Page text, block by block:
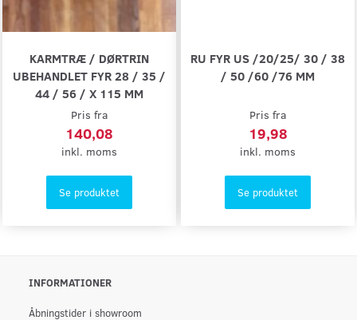
KARMTRÆ / DØRTRIN
UBEHANDLET FYR 28 / 35 /
44 / 56 / X 115 MM
Pris fra
140,08
inkl. moms
Se produktet
RU FYR US /20/25/ 30 / 38
/ 50 /60 /76 MM
Pris fra
19,98
inkl. moms
Se produktet
INFORMATIONER
Åbningstider i showroom